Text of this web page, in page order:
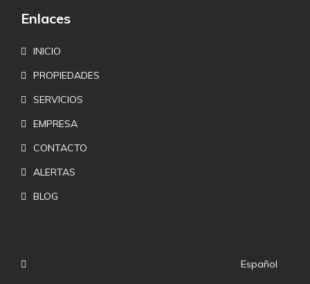
Enlaces
INICIO
PROPIEDADES
SERVICIOS
EMPRESA
CONTACTO
ALERTAS
BLOG
Español